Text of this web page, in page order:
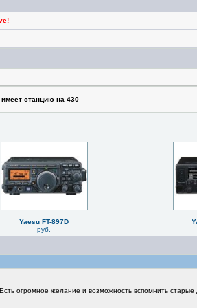
станцию на 430
Yaesu FT-897D
руб.
огромное желание и возможность вспомнить